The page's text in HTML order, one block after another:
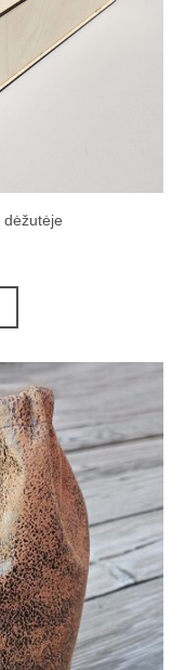
dėžutėje